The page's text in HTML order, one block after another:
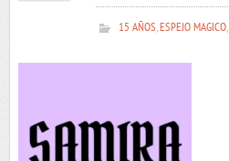
15 AÑOS,ESPEJO MAGICO,